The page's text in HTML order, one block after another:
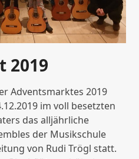
2019
Adventsmarktes 2019
im voll besetzten
das alljährliche
der Musikschule
von Rudi Trögl statt.